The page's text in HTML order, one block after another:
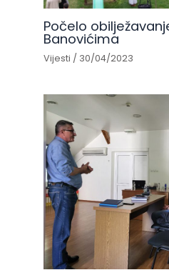
Počelo
Banovićima
Vijesti / 30/04/2023